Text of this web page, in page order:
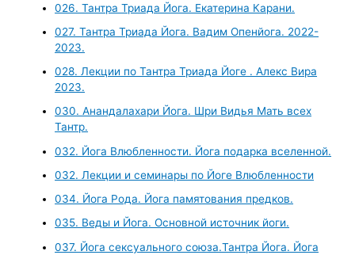
026. Тантра Триада Йога. Екатерина Карани.
027. Тантра Триада Йога. Вадим Опенйога. 2022-
2023.
028. Лекции по Тантра Триада Йоге . Алекс Вира
2023.
030. Анандалахари Йога. Шри Видья Мать всех
Тантр.
032. Йога Влюбленности. Йога подарка вселенной.
032. Лекции и семинары по Йоге Влюбленности
034. Йога Рода. Йога памятования предков.
035. Веды и Йога. Основной источник йоги.
037. Йога сексуального союза.Тантра Йога. Йога